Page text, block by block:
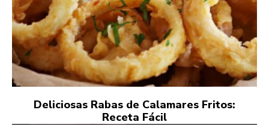
Deliciosas Rabas de Calamares Fritos:
Receta Fácil